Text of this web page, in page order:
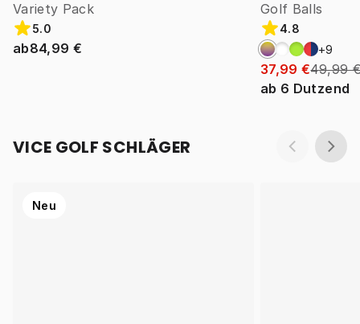
Variety Pack
5.0
ab84,99 €
Golf Balls
4.8
+9
37,99 €49,99
ab 6 Dutzend
VICE GOLF SCHLÄGER
Neu